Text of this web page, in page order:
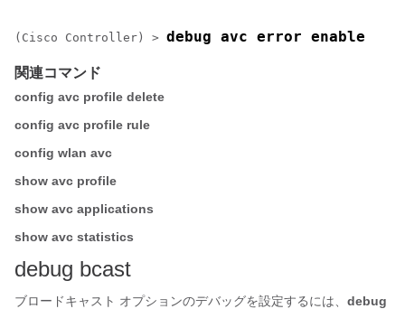
(Cisco Controller) > debug avc error enable
関連コマンド
config avc profile delete
config avc profile rule
config wlan avc
show avc profile
show avc applications
show avc statistics
debug bcast
ブロードキャスト オプションのデバッグを設定するには、 debug